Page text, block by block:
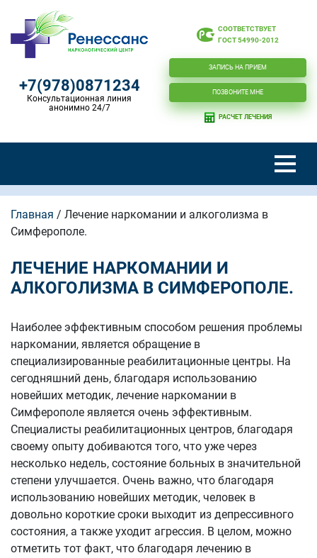
СООТВЕТСТВУЕТ
ГОСТ 54990-2012
+7(978)0871234
Консультационная линия
анонимно 24/7
ЗАПИСЬ НА ПРИЕМ
ПОЗВОНИТЕ МНЕ
РАСЧЕТ ЛЕЧЕНИЯ
Главная / Лечение наркомании и алкоголизма в
Симферополе.
ЛЕЧЕНИЕ НАРКОМАНИИ И
АЛКОГОЛИЗМА В СИМФЕРОПОЛЕ.
Наиболее эффективным способом решения проблемы
наркомании, является обращение в
специализированные реабилитационные центры. На
сегодняшний день, благодаря использованию
новейших методик, лечение наркомании в
Симферополе является очень эффективным.
Специалисты реабилитационных центров, благодаря
своему опыту добиваются того, что уже через
несколько недель, состояние больных в значительной
степени улучшается. Очень важно, что благодаря
использованию новейших методик, человек в
довольно короткие сроки выходит из депрессивного
состояния, а также уходит агрессия. В целом, можно
отметить тот факт, что благодаря лечению в